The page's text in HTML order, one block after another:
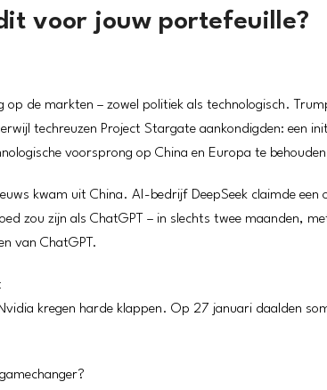
voor jouw portefeuille?
op de markten – zowel politiek als technologisch.
techreuzen Project Stargate aankondigden: een
voorsprong op China en Europa te
kwam uit China. AI-bedrijf DeepSeek claimde een
zou zijn als ChatGPT – in slechts twee maanden,
van ChatGPT.
Nvidia kregen harde klappen. Op 27 januari daalden